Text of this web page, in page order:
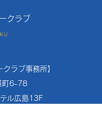
クラブ
クラブ事務所】
町6-78
ル広島13F